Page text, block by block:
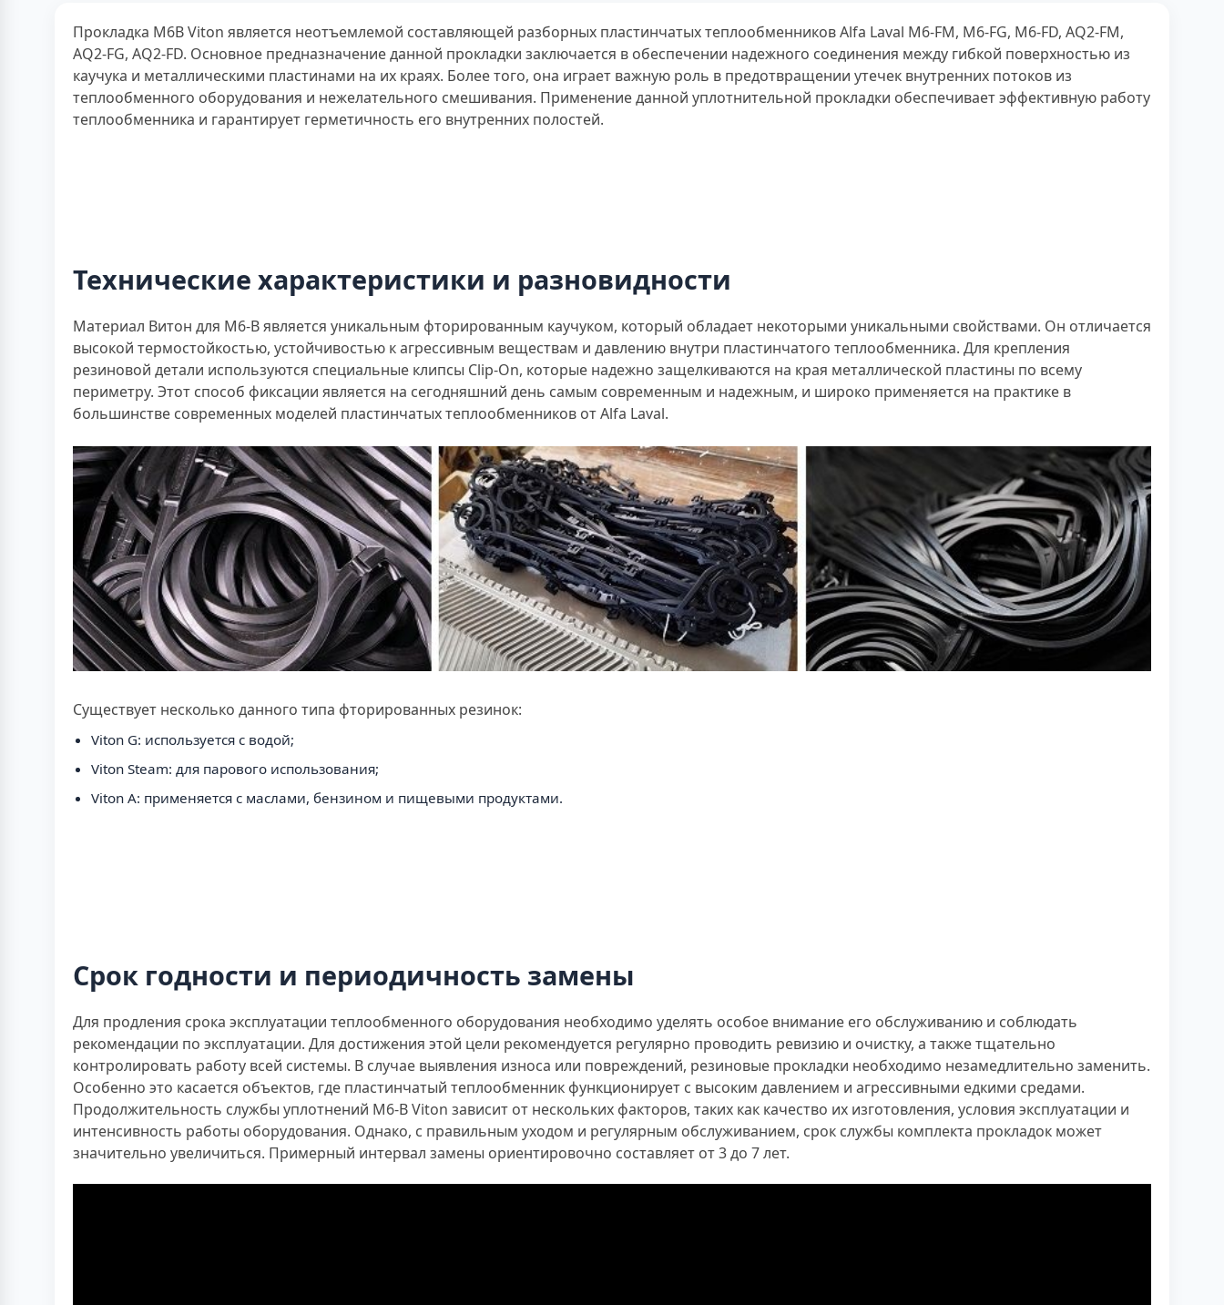
Прокладка M6B Viton является неотъемлемой составляющей разборных пластинчатых теплообменников Alfa Laval M6-FM, M6-FG, M6-FD, AQ2-FM,
AQ2-FG, AQ2-FD. Основное предназначение данной прокладки заключается в обеспечении надежного соединения между гибкой поверхностью из
каучука и металлическими пластинами на их краях. Более того, она играет важную роль в предотвращении утечек внутренних потоков из
теплообменного оборудования и нежелательного смешивания. Применение данной уплотнительной прокладки обеспечивает эффективную работу
теплообменника и гарантирует герметичность его внутренних полостей.
Технические характеристики и разновидности
Материал Витон для M6-B является уникальным фторированным каучуком, который обладает некоторыми уникальными свойствами. Он отличается
высокой термостойкостью, устойчивостью к агрессивным веществам и давлению внутри пластинчатого теплообменника. Для крепления
резиновой детали используются специальные клипсы Clip-On, которые надежно защелкиваются на края металлической пластины по всему
периметру. Этот способ фиксации является на сегодняшний день самым современным и надежным, и широко применяется на практике в
большинстве современных моделей пластинчатых теплообменников от Alfa Laval.
Существует несколько данного типа фторированных резинок:
Viton G: используется с водой;
Viton Steam: для парового использования;
Viton A: применяется с маслами, бензином и пищевыми продуктами.
Срок годности и периодичность замены
Для продления срока эксплуатации теплообменного оборудования необходимо уделять особое внимание его обслуживанию и соблюдать
рекомендации по эксплуатации. Для достижения этой цели рекомендуется регулярно проводить ревизию и очистку, а также тщательно
контролировать работу всей системы. В случае выявления износа или повреждений, резиновые прокладки необходимо незамедлительно заменить.
Особенно это касается объектов, где пластинчатый теплообменник функционирует с высоким давлением и агрессивными едкими средами.
Продолжительность службы уплотнений M6-B Viton зависит от нескольких факторов, таких как качество их изготовления, условия эксплуатации и
интенсивность работы оборудования. Однако, с правильным уходом и регулярным обслуживанием, срок службы комплекта прокладок может
значительно увеличиться. Примерный интервал замены ориентировочно составляет от 3 до 7 лет.